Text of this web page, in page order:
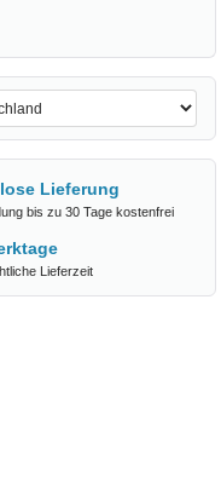
Lieferung
bis zu 30 Tage kostenfrei
Lieferzeit